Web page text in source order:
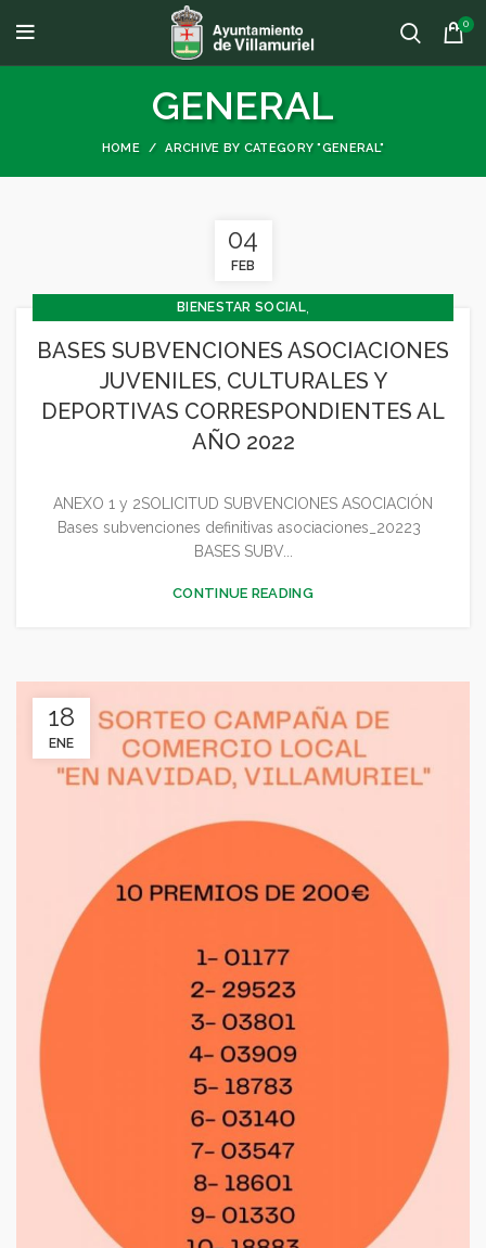
0
GENERAL
HOME ARCHIVE BY CATEGORY "GENERAL"
04
FEB
BIENESTAR SOCIAL,
CONCEJALIA CULTURA Y TURISMO
CONCEJALÍA DEPORTES,
CONCEJALÍA JUVENTUD INFANCIA Y PARTICIPACIÓN,
DEPORTES ,FESTEJOS
BASES SUBVENCIONES ASOCIACIONES
JUVENILES, CULTURALES Y
DEPORTIVAS CORRESPONDIENTES AL
AÑO 2022
ANEXO 1 y 2SOLICITUD SUBVENCIONES ASOCIACIÓN
Bases subvenciones definitivas asociaciones_20223
BASES SUBV...
CONTINUE READING
18
ENE